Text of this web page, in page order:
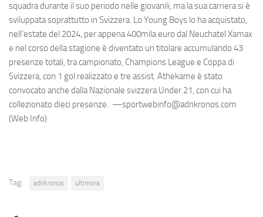
squadra durante il suo periodo nelle giovanili, ma la sua carriera si è
sviluppata soprattutto in Svizzera. Lo Young Boys lo ha acquistato,
nell'estate del 2024, per appena 400mila euro dal Neuchatel Xamax
e nel corso della stagione è diventato un titolare accumulando 43
presenze totali, tra campionato, Champions League e Coppa di
Svizzera, con 1 gol realizzato e tre assist. Athekame è stato
convocato anche dalla Nazionale svizzera Under 21, con cui ha
collezionato dieci presenze. —sportwebinfo@adnkronos.com
(Web Info)
Tag: adnkronos ultimora